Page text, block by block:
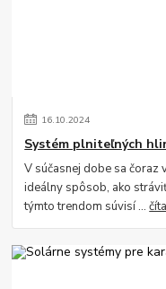
16.10.2024
Systém plniteľných
V súčasnej dobe sa čoraz
ideálny spôsob, ako
týmto trendom súvisí ...